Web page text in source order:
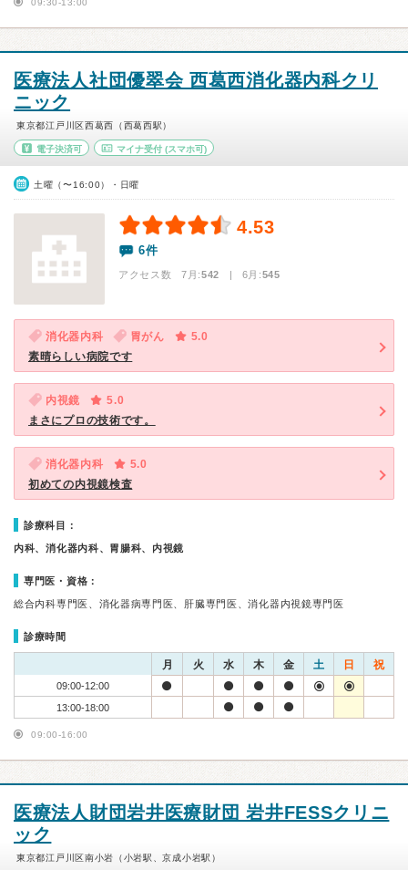
09:30-13:00
医療法人社団優翠会 西葛西消化器内科クリ
ニック
東京都江戸川区西葛西（西葛西駅）
電子決済可 マイナ受付(スマホ可)
土曜（〜16:00）・日曜
4.53
6件
アクセス数 7月:542 | 6月:545
消化器内科 胃がん
5.0
素晴らしい病院です
内視鏡
5.0
まさにプロの技術です。
消化器内科
5.0
初めての内視鏡検査
診療科目：
内科、消化器内科、胃腸科、内視鏡
専門医・資格：
総合内科専門医、消化器病専門医、肝臓専門医、消化器内視鏡専門医
診療時間
月 火 水 木 金 土 日 祝
09:00-12:00
13:00-18:00
09:00-16:00
医療法人財団岩井医療財団 岩井FESSクリニ
ック
東京都江戸川区南小岩（小岩駅、京成小岩駅）